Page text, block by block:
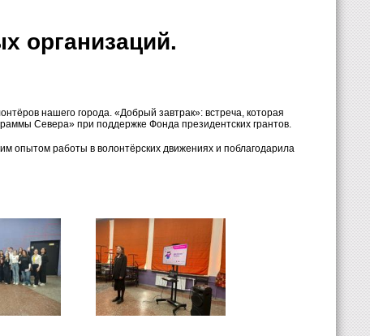
организаций.
нашего города. «Добрый завтрак»: встреча, которая
Севера» при поддержке Фонда президентских грантов.
опытом работы в волонтёрских движениях и поблагодарила